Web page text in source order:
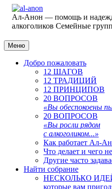
Ал-Анон — помощь и
алкоголиков Семейные
Меню
Добро пожаловать
12 ШАГОВ
12 ТРАДИЦИЙ
12 ПРИНЦИПОВ
20 ВОПРОСОВ
«Вы обеспокоены
20 ВОПРОСОВ
«Вы росли рядом
с алкоголиком...»
Как работает Ал-
Что делает и чего
Другие часто
Найти собрание
НЕСКОЛЬКО
которые вам